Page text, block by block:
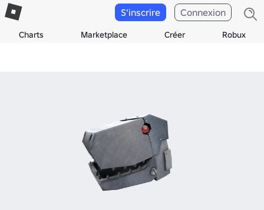
Charts Marketplace Créer Robux
S'inscrire Connexion